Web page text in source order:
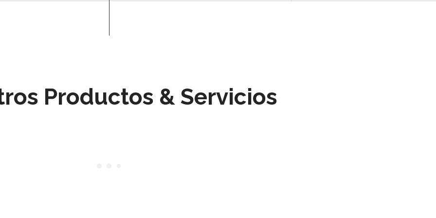
Productos & Servicios